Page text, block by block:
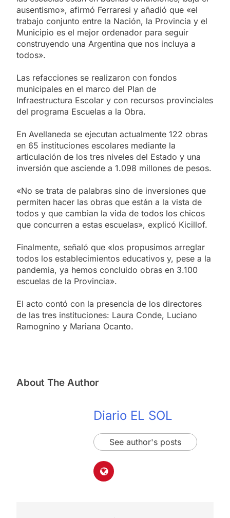
ausentismo», afirmó Ferraresi y añadió que «el
trabajo conjunto entre la Nación, la Provincia y el
Municipio es el mejor ordenador para seguir
construyendo una Argentina que nos incluya a
todos».
Las refacciones se realizaron con fondos
municipales en el marco del Plan de
Infraestructura Escolar y con recursos provinciales
del programa Escuelas a la Obra.
En Avellaneda se ejecutan actualmente 122 obras
en 65 instituciones escolares mediante la
articulación de los tres niveles del Estado y una
inversión que asciende a 1.098 millones de pesos.
«No se trata de palabras sino de inversiones que
permiten hacer las obras que están a la vista de
todos y que cambian la vida de todos los chicos
que concurren a estas escuelas», explicó Kicillof.
Finalmente, señaló que «los propusimos arreglar
todos los establecimientos educativos y, pese a la
pandemia, ya hemos concluido obras en 3.100
escuelas de la Provincia».
El acto contó con la presencia de los directores
de las tres instituciones: Laura Conde, Luciano
Ramognino y Mariana Ocanto.
About The Author
Diario EL SOL
See author's posts